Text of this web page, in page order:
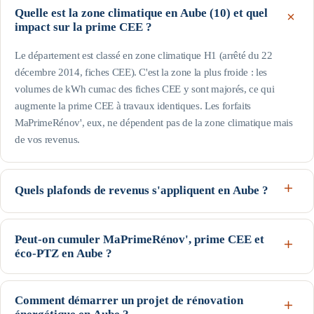
Quelle est la zone climatique en Aube (10) et quel
impact sur la prime CEE ?
Le département est classé en zone climatique H1 (arrêté du 22
décembre 2014, fiches CEE). C'est la zone la plus froide : les
volumes de kWh cumac des fiches CEE y sont majorés, ce qui
augmente la prime CEE à travaux identiques. Les forfaits
MaPrimeRénov', eux, ne dépendent pas de la zone climatique mais
de vos revenus.
Quels plafonds de revenus s'appliquent en Aube ?
Le département est hors Île-de-France : pour une personne seule, le
profil Bleu (très modestes) va jusqu'à 17 363 € de revenu fiscal de
référence, le Jaune jusqu'à 22 259 € et le Violet jusqu'à 31 185 € ;
au-delà, profil Rose. Les plafonds augmentent avec la taille du foyer
février 2026.
Peut-on cumuler MaPrimeRénov', prime CEE et
éco-PTZ en Aube ?
Oui, ces trois dispositifs nationaux sont cumulables sur un même
projet, sous conditions d'éligibilité : MaPrimeRénov' et la prime CEE
Comment démarrer un projet de rénovation